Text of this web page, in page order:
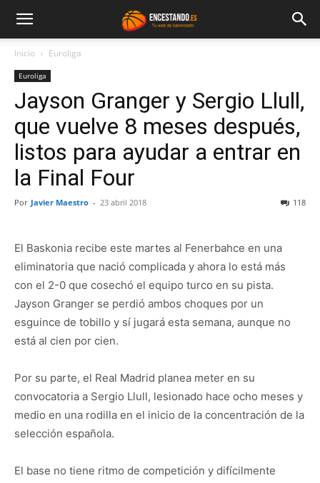
Inicio Euroliga
Euroliga
Jayson Granger y Sergio Llull,
que vuelve 8 meses después,
listos para ayudar a entrar en
la Final Four
Por Javier Maestro - 23 abril 2018 118
El Baskonia recibe este martes al Fenerbahce en una
eliminatoria que nació complicada y ahora lo está más
con el 2-0 que cosechó el equipo turco en su pista.
Jayson Granger se perdió ambos choques por un
esguince de tobillo y sí jugará esta semana, aunque no
está al cien por cien.
Por su parte, el Real Madrid planea meter en su
convocatoria a Sergio Llull, lesionado hace ocho meses y
medio en una rodilla en el inicio de la concentración de la
selección española.
El base no tiene ritmo de competición y difícilmente